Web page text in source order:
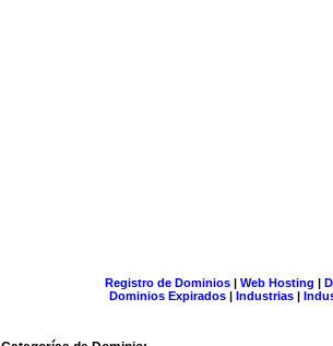
Registro de Dominios| Web Hosting |
Dominios Expirados | Industrias |